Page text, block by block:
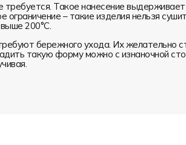
требуется. Такое нанесение
– такие изделия нельзя
200°С.
бережного ухода. Их желательно
такую форму можно с изнаночной